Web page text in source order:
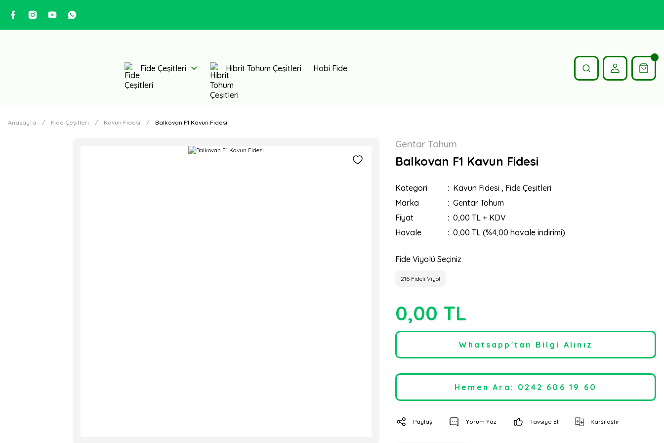
Fide Çeşitleri Hibrit Tohum Çeşitleri Hobi Fide
Anasayfa Fide Çeşitleri Kavun Fidesi Balkovan F1 Kavun Fidesi
Gentar Tohum
Balkovan F1 Kavun Fidesi
Kategori Kavun Fidesi , Fide Çeşitleri
Marka
Gentar Tohum
Fiyat
0,00 TL + KDV
Havale
0,00 TL (%4,00 havale indirimi)
Fide Viyolü Seçiniz
216 Fideli Viyol
0,00 TL
Whatsapp'tan Bilgi Alınız
Hemen Ara: 0242 606 19 60
Paylaş Yorum Yaz Tavsiye Et Karşılaştır